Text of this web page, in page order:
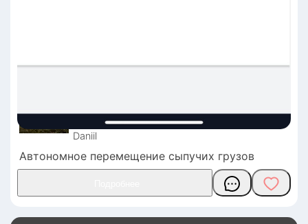
Daniil
Автономное перемещение сыпучих грузов